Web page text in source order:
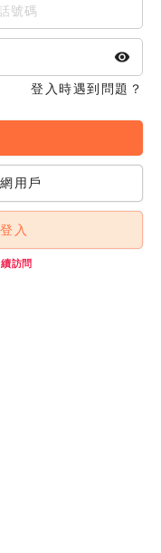
登入時遇到問題？
用戶
入
訪問